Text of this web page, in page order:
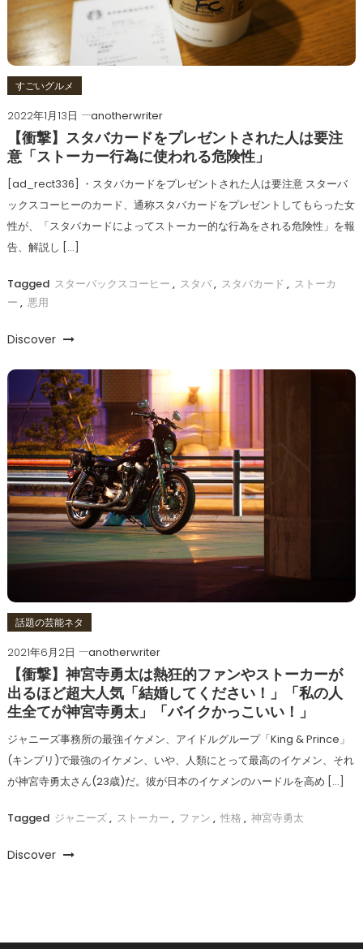
すごいグルメ
2022年1月13日
anotherwriter
【衝撃】スタバカードをプレゼントされた人は要注
意「ストーカー行為に使われる危険性」
[ad_rect336] ・スタバカードをプレゼントされた人は要注意 スターバ
ックスコーヒーのカード、通称スタバカードをプレゼントしてもらった女
性が、「スタバカードによってストーカー的な行為をされる危険性」を報
告、解説し […]
Tagged スターバックスコーヒー , スタバ, スタバカード , ストーカ
ー , 悪用
Discover
話題の芸能ネタ
2021年6月2日
anotherwriter
【衝撃】神宮寺勇太は熱狂的ファンやストーカーが
出るほど超大人気「結婚してください！」「私の人
生全てが神宮寺勇太」「バイクかっこいい！」
ジャニーズ事務所の最強イケメン、アイドルグループ「King & Prince」
(キンプリ)で最強のイケメン、いや、人類にとって最高のイケメン、それ
が神宮寺勇太さん(23歳)だ。彼が日本のイケメンのハードルを高め […]
Tagged ジャニーズ, ストーカー , ファン , 性格 , 神宮寺勇太
Discover